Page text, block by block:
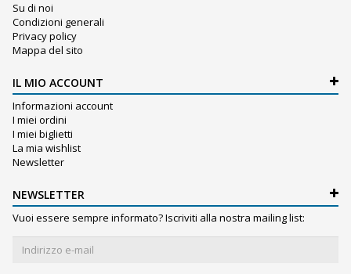
Su di noi
Condizioni generali
Privacy policy
Mappa del sito
IL MIO ACCOUNT
Informazioni account
I miei ordini
I miei biglietti
La mia wishlist
Newsletter
NEWSLETTER
Vuoi essere sempre informato? Iscriviti alla nostra mailing list: